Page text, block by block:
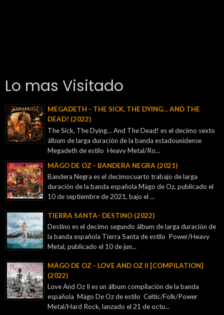
Lo mas Visitado
MEGADETH - THE SICK, THE DYING… AND THE
DEAD! (2022)
The Sick, The Dying… And The Dead! es el decimo sexto
álbum de larga duración de la banda estadounidense
Megadeth de estilo Heavy Metal/Ro...
MÄGO DE OZ - BANDERA NEGRA (2021)
Bandera Negra es el decimocuarto trabajo de larga
duración de la banda española Mägo de Oz, publicado el
10 de septiembre de 2021, bajo el ...
TIERRA SANTA- DESTINO (2022)
Destino es el decimo segundo álbum de larga duración de
la banda española Tierra Santa de estilo Power/Heavy
Metal, publicado el 10 de jun...
MÄGO DE OZ - LOVE AND OZ II [COMPILATION]
(2022)
Love And Oz Ii es un álbum compilación de la banda
española Mägo De Oz de estilo Celtic/Folk/Power
Metal/Hard Rock, lanzado el 21 de octu...